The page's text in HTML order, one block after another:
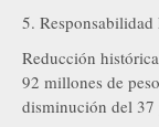
5. Responsabilidad
Reducción
92 millones de
disminución del 37